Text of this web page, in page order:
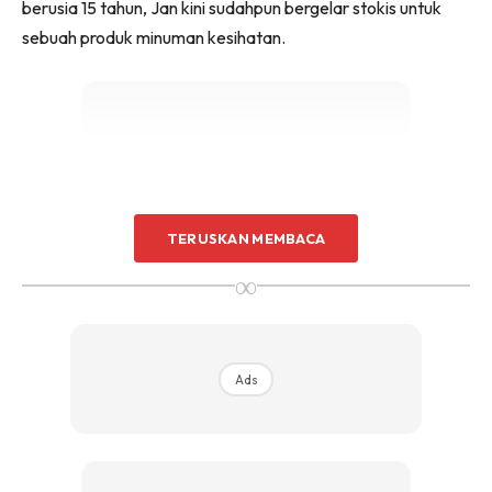
berusia 15 tahun, Jan kini sudahpun bergelar stokis untuk
sebuah produk minuman kesihatan.
Ads
Hanya 15 Minit, Daging Liat Dapat
TERUSKAN MEMBACA
∞
Ads